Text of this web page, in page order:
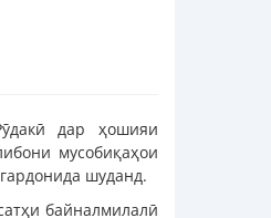
дар ҳошияи
мусобиқаҳои
шуданд.
байналмилалӣ